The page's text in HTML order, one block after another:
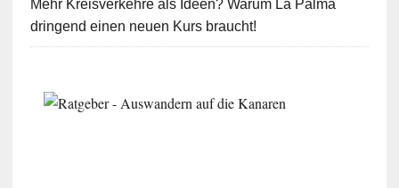
Mehr Kreisverkehre als Ideen? Warum La Palma
dringend einen neuen Kurs braucht!